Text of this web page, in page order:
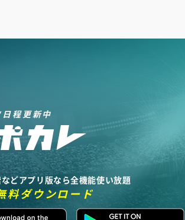
程更新中
どアプリ版なら全機能使い放題
料ダウンロード